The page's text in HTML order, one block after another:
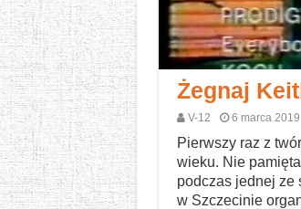
Żegnaj
V-12 6 marca 2019
Pierwszy raz z
wieku. Nie
podczas jednej ze
w Szczecinie